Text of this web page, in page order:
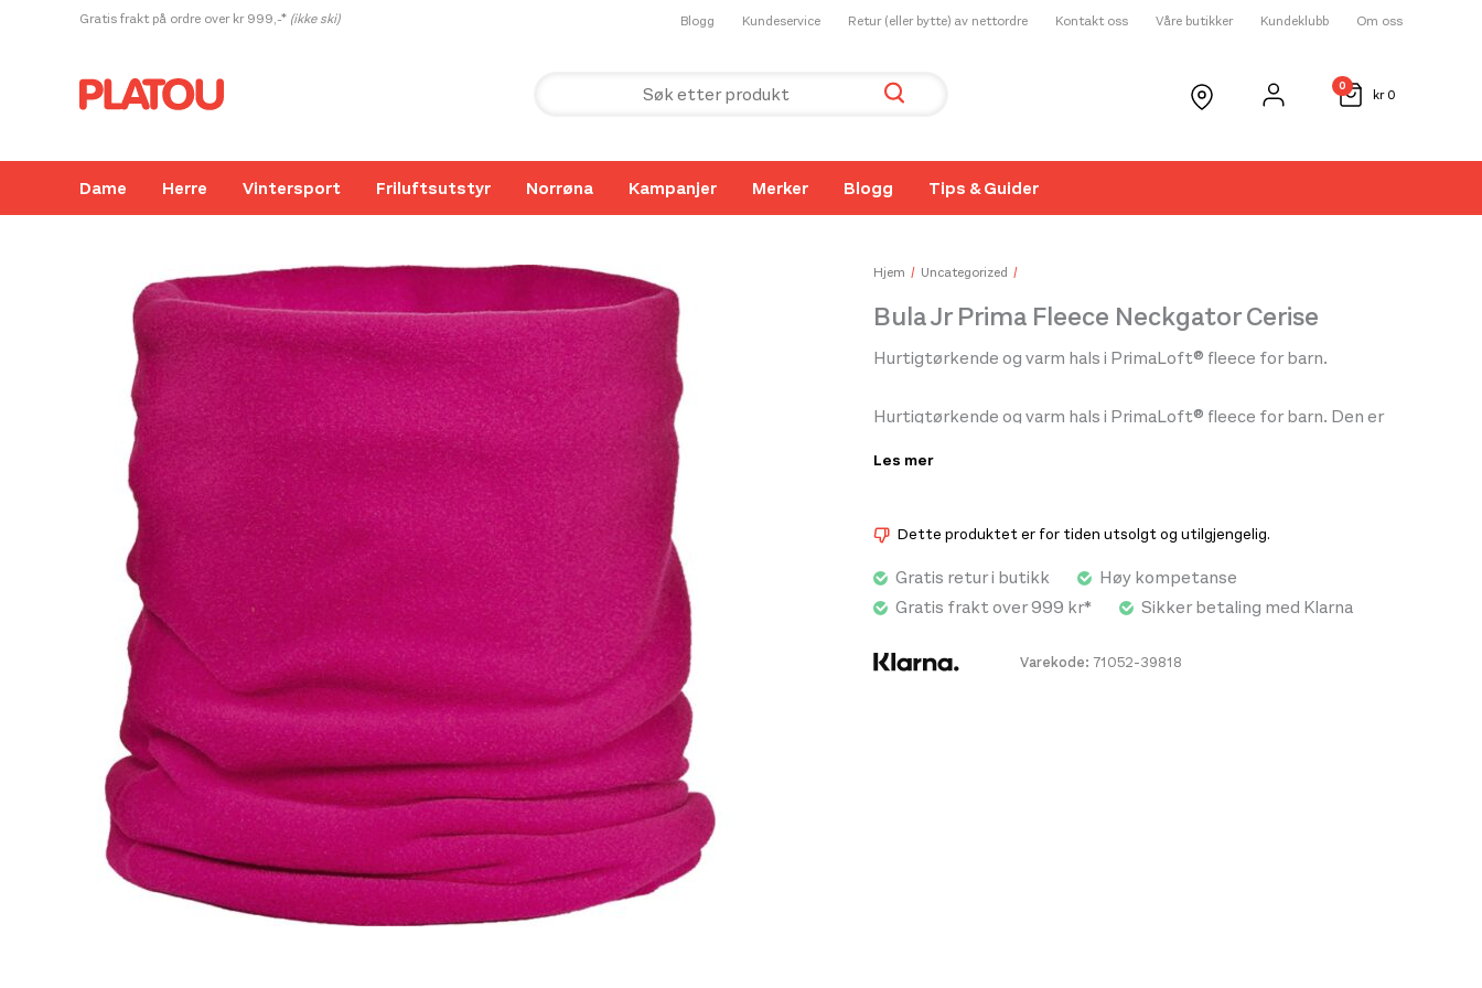
Gratis frakt på ordre over kr 999,-* (ikke ski) Blogg Kundeservice Retur (eller bytte) av nettordre Kontakt oss Våre butikker Kundeklubb Om oss
kr0
0
Dame Herre Vintersport Friluftsutstyr Norrøna Kampanjer Merker Blogg Tips & Guider
Hjem Uncategorized
Bula Jr Prima Fleece Neckgator Cerise
Hurtigtørkende og varm hals i PrimaLoft® fleece for barn.
Hurtigtørkende og varm hals i PrimaLoft® fleece for barn. Den er
fukttransporterende og har god pusteevne. Super treningshals til
Fukttransporterende
Dette produktet er for tiden utsolgt og utilgjengelig.
Varekode: 71052-39818
Les mer
Gratis retur i butikk
Høy kompetanse
Gratis frakt over 999 kr*
Sikker betaling med Klarna